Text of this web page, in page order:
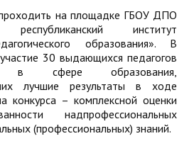
на площадке ГБОУ ДПО
институт
образования». В
30 выдающихся педагогов
в сфере образования,
лучшие результаты в ходе
конкурса – комплексной оценки
надпрофессиональных
(профессиональных) знаний.